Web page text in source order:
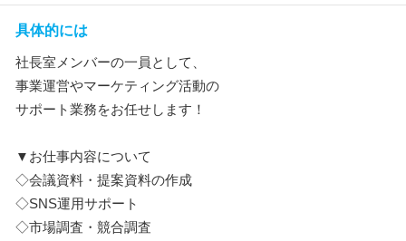
具体的には
社長室メンバーの一員として、
事業運営やマーケティング活動の
サポート業務をお任せします！
▼お仕事内容について
◇会議資料・提案資料の作成
◇SNS運用サポート
◇市場調査・競合調査